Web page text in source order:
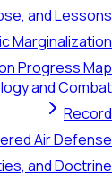
Oslo
Israel at the
Israel and the
Iron Dome Air
Arrow 3 and
Israeli Air